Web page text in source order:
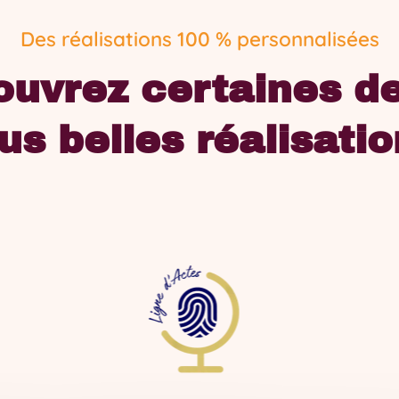
Des réalisations 100 % personnalisées
certaines
belles